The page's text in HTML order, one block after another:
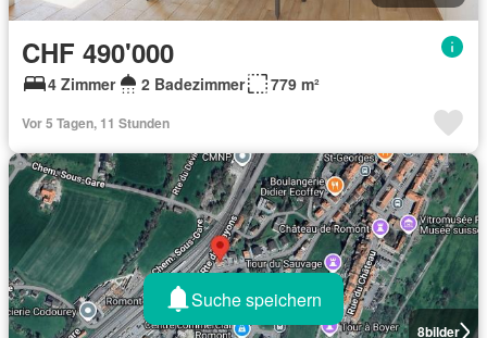
CHF 490'000
4 Zimmer 2 Badezimmer 779 m²
Vor 5 Tagen, 11 Stunden
8bilder
Suche speichern